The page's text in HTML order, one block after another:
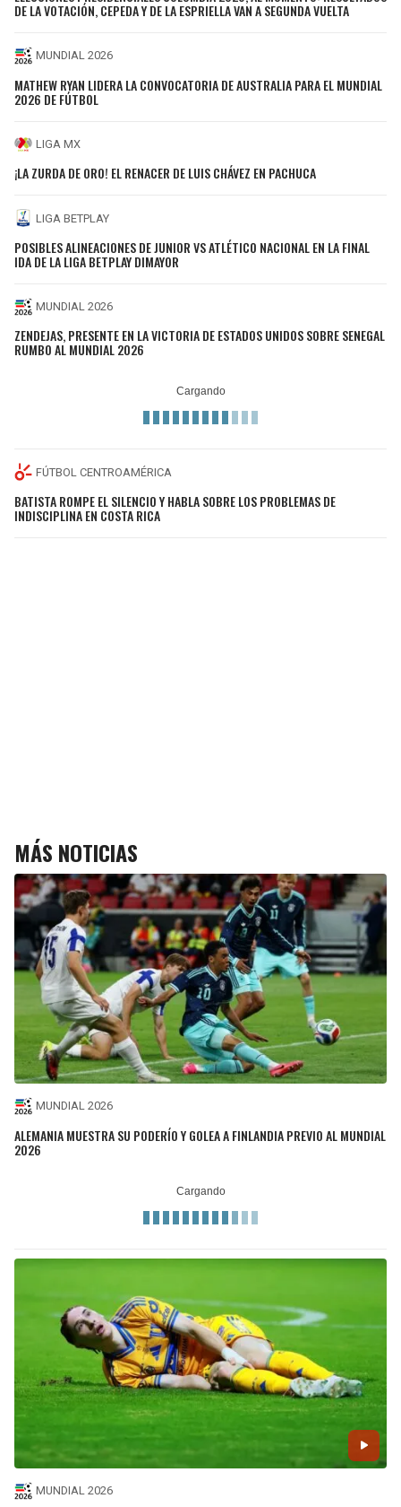
DE LA VOTACIÓN, CEPEDA Y DE LA ESPRIELLA VAN A SEGUNDA VUELTA
MUNDIAL 2026
MATHEW RYAN LIDERA LA CONVOCATORIA DE AUSTRALIA PARA EL MUNDIAL
2026 DE FÚTBOL
LIGA MX
¡LA ZURDA DE ORO! EL RENACER DE LUIS CHÁVEZ EN PACHUCA
LIGA BETPLAY
POSIBLES ALINEACIONES DE JUNIOR VS ATLÉTICO NACIONAL EN LA FINAL
IDA DE LA LIGA BETPLAY DIMAYOR
MUNDIAL 2026
ZENDEJAS, PRESENTE EN LA VICTORIA DE ESTADOS UNIDOS SOBRE SENEGAL
RUMBO AL MUNDIAL 2026
FÚTBOL CENTROAMÉRICA
BATISTA ROMPE EL SILENCIO Y HABLA SOBRE LOS PROBLEMAS DE
INDISCIPLINA EN COSTA RICA
MÁS NOTICIAS
MUNDIAL 2026
ALEMANIA MUESTRA SU PODERÍO Y GOLEA A FINLANDIA PREVIO AL MUNDIAL
2026
MUNDIAL 2026